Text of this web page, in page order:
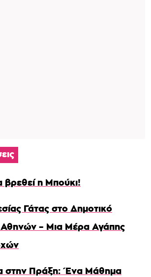
βρεθεί η Μπούκι!
Γάτας στο Δημοτικό
Αθηνών – Μια Μέρα Αγάπης
στην Πράξη: Ένα Μάθημα